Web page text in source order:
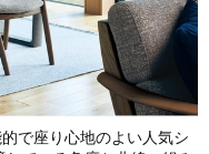
で座り心地のよい人気シ